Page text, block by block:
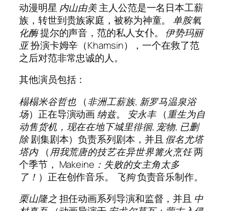
动漫明星 内山由美主人公范是一名日本工薪
族，转世到贵族家庭，被称为神童。 单胺氧
化酶提尔的声音，范的私人女仆。 伊势玛丽
亚扮演卡姆辛（Khamsin），一个在救了范
之后对范非常忠诚的人。
其他演员包括：
榻榻米谷哲也（非洲工薪族, 新罗马温泉浴
场）正在导演动画纳兹。 安永丰（重生为自
动售货机，现在在地下城里徘徊, 宠物, 已删
除剧集剧本）负责系列剧本，并且 假名尤塔
塔内（用我荒唐的技艺在异世界篝火烹饪两
个季节， Makeine：失败的女主角太多
了！ ）正在创作音乐。 飞狗负责音乐制作。
栗山隆之担任动画系列导演和监督，并且 中